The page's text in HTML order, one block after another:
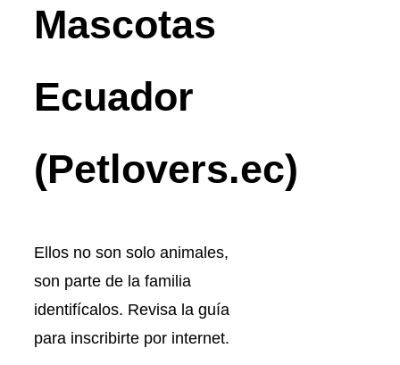
Mascotas
Ecuador
(Petlovers.ec)
Ellos no son solo animales,
son parte de la familia
identifícalos. Revisa la guía
para inscribirte por internet.